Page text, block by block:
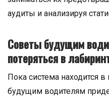
аудиты и анализируя
Советы будущим
потеряться в
Пока система находится
будущим водителям